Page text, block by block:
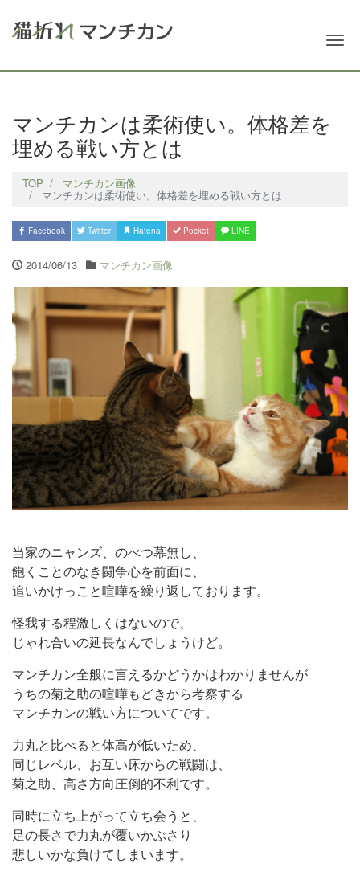
マンチカンは柔術使い。体格差を
埋める戦い方とは
TOP マンチカン画像
マンチカンは柔術使い。体格差を埋める戦い方とは
Facebook Twitter Hatena Pocket LINE
2014/06/13 マンチカン画像
当家のニャンズ、のべつ幕無し、
飽くことのなき闘争心を前面に、
追いかけっこと喧嘩を繰り返しております。
怪我する程激しくはないので、
じゃれ合いの延長なんでしょうけど。
マンチカン全般に言えるかどうかはわかりませんが
うちの菊之助の喧嘩もどきから考察する
マンチカンの戦い方についてです。
力丸と比べると体高が低いため、
同じレベル、お互い床からの戦闘は、
菊之助、高さ方向圧倒的不利です。
同時に立ち上がって立ち会うと、
足の長さで力丸が覆いかぶさり
悲しいかな負けてしまいます。